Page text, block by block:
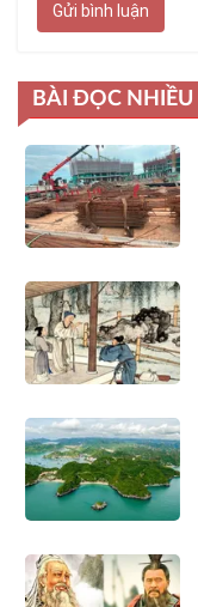
Gửi bình luận
BÀI ĐỌC NHIỀU